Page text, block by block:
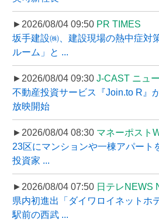
►2026/08/04 09:50 PR TIMES
坂手建設㈱、建設現場の熱中症対
ルーム」と ...
►2026/08/04 09:30 J-CAST ニュ
不動産投資サービス『Join.to R』
放映開始
►2026/08/04 08:30 マネーポスト
23区にマンションや一棟アパート
投資家 ...
►2026/08/04 07:50 日テレNEWS
県内初進出「ダイワロイネットホ
駅前の西武 ...